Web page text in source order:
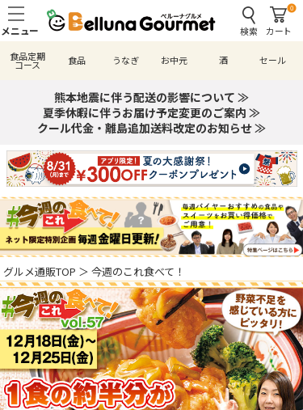
検索
0
カート
食品定期
コース 食品 うなぎ お中元 酒 セール
熊本地震に伴う配送の影響について ≫
夏季休暇に伴うお届け予定変更のご案内 ≫
クール代金・離島追加送料改定のお知らせ ≫
グルメ通販TOP ＞ 今週のこれ食べて！